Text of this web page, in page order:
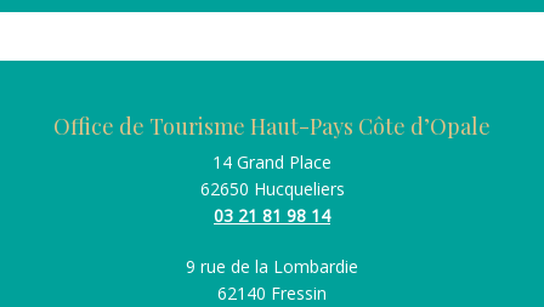
Office de Tourisme Haut-Pays Côte d’Opale
14 Grand Place
62650 Hucqueliers
03 21 81 98 14
9 rue de la Lombardie
62140 Fressin